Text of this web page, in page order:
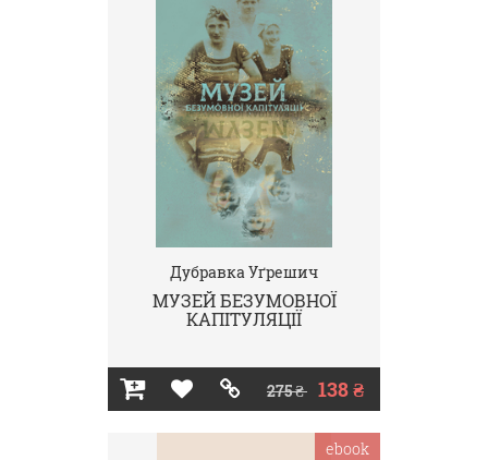
Дубравка Уґрешич
МУЗЕЙ БЕЗУМОВНОЇ
КАПІТУЛЯЦІЇ
275 ₴ 138 ₴
ebook